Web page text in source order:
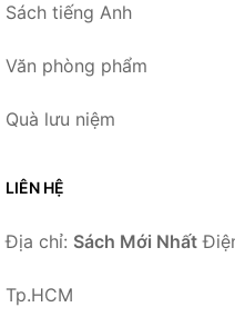
Sách tiếng Anh
Văn phòng phẩm
Quà lưu niệm
LIÊN HỆ
Địa chỉ: Sách Mới Nhất
Tp.HCM